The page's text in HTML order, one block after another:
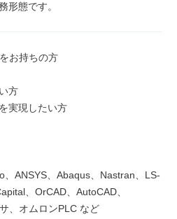
形態です。
お持ちの方
方
実現したい方
ANSYS、Abaqus、Nastran、LS-
、OrCAD、AutoCAD、
、オムロンPLC など